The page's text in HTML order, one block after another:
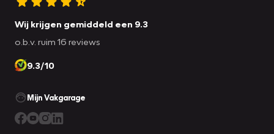
Wij krijgen gemiddeld een 9.3
o.b.v. ruim 16 reviews
9.3/10
Mijn Vakgarage